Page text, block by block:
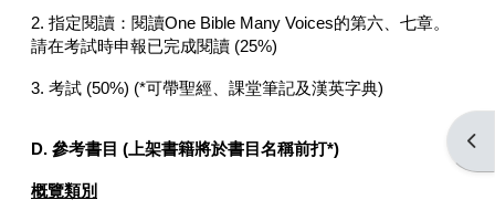
開
2. 指定閱讀：閱讀One Bible Many Voices的第六、七章。
請在考試時申報已完成閱讀 (25%)
3. 考試 (50%) (*可帶聖經、課堂筆記及漢英字典)
D. 參考書目 ( 上架書籍將於書目名稱前打*)
概覽類別